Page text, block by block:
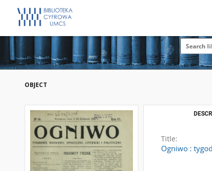
OBJECT
Title:
Ogniwo :